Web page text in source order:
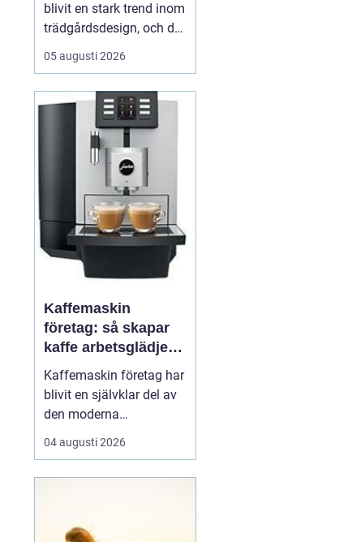
blivit en stark trend inom
trädgårdsdesign, och det
är inte svårt att förstå
varför. De kombinerar
05 augusti 2026
Kaffemaskin
företag: så skapar
kaffe arbetsglädje
och resultat
Kaffemaskin företag har
blivit en självklar del av
den moderna
arbetsplatsen. Många
medarbetare startar
eftermiddagen med en
04 augusti 2026